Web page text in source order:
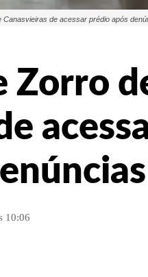
de acessar prédio após
Zorro
10:06